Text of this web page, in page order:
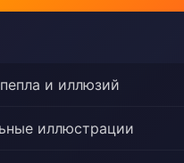
и иллюзий
иллюстрации